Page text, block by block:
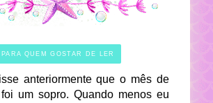
PARA QUEM GOSTAR DE LER
anteriormente que o mês de
um sopro. Quando menos eu